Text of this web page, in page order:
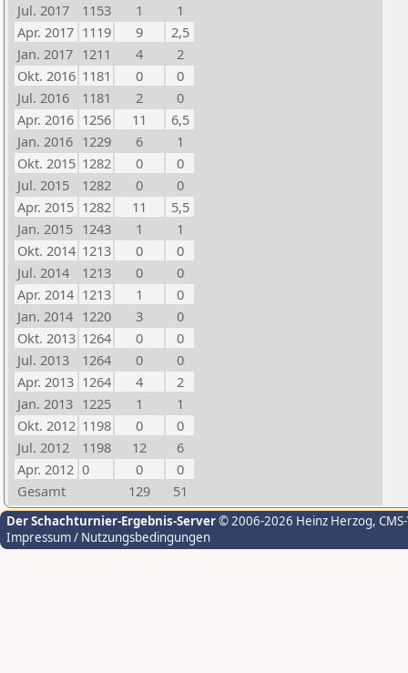
Jul. 2017
1153 1
1
Apr. 2017 1119 9
2,5
Jan. 2017 1211 4
2
Okt. 2016 1181 0
0
Jul. 2016
1181 2
0
Apr. 2016 1256 11
6,5
Jan. 2016 1229 6
1
Okt. 2015 1282 0
0
Jul. 2015
1282 0
0
Apr. 2015 1282 11
5,5
Jan. 2015 1243 1
1
Okt. 2014 1213 0
0
Jul. 2014
1213 0
0
Apr. 2014 1213 1
0
Jan. 2014 1220 3
0
Okt. 2013 1264 0
0
Jul. 2013
1264 0
0
Apr. 2013 1264 4
2
Jan. 2013 1225 1
1
Okt. 2012 1198 0
0
Jul. 2012
1198 12
6
Apr. 2012 0 0
0
Gesamt
129 51
Der Schachturnier-Ergebnis-Server© 2006-2026 Heinz Herzog,
Impressum / Nutzungsbedingungen